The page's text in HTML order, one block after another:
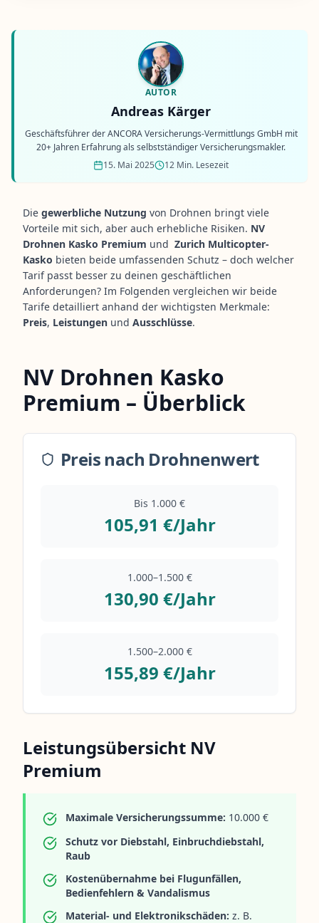
AUTOR
Andreas Kärger
Geschäftsführer der ANCORA Versicherungs-Vermittlungs GmbH mit
20+ Jahren Erfahrung als selbstständiger Versicherungsmakler.
15. Mai 2025
12 Min. Lesezeit
Die gewerbliche Nutzung von Drohnen bringt viele
Vorteile mit sich, aber auch erhebliche Risiken. NV
Drohnen Kasko Premium und Zurich Multicopter-
Kasko bieten beide umfassenden Schutz – doch welcher
Tarif passt besser zu deinen geschäftlichen
Anforderungen? Im Folgenden vergleichen wir beide
Tarife detailliert anhand der wichtigsten Merkmale:
Preis, Leistungen und Ausschlüsse.
NV Drohnen Kasko
Premium – Überblick
Preis nach Drohnenwert
Bis 1.000 €
105,91 €/Jahr
1.000–1.500 €
130,90 €/Jahr
1.500–2.000 €
155,89 €/Jahr
Leistungsübersicht NV
Premium
Maximale Versicherungssumme: 10.000 €
Schutz vor Diebstahl, Einbruchdiebstahl,
Raub
Kostenübernahme bei Flugunfällen,
Bedienfehlern & Vandalismus
Material- und Elektronikschäden: z. B.